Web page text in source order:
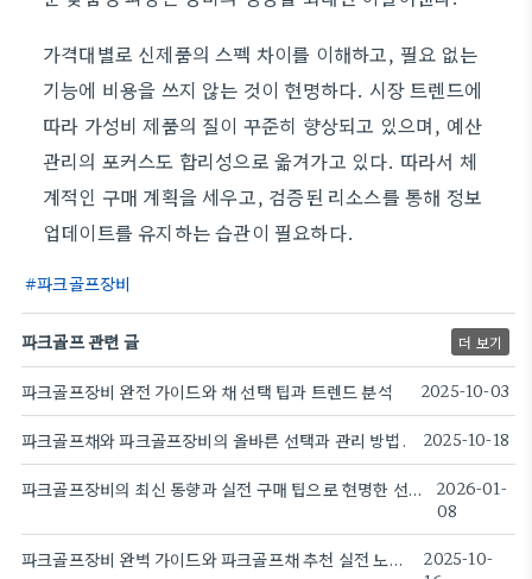
가격대별로 신제품의 스펙 차이를 이해하고, 필요 없는
기능에 비용을 쓰지 않는 것이 현명하다. 시장 트렌드에
따라 가성비 제품의 질이 꾸준히 향상되고 있으며, 예산
관리의 포커스도 합리성으로 옮겨가고 있다. 따라서 체
계적인 구매 계획을 세우고, 검증된 리소스를 통해 정보
업데이트를 유지하는 습관이 필요하다.
파크골프장비
파크골프 관련 글 더 보기
파크골프장비 완전 가이드와 채 선택 팁과 트렌드 분석 2025-10-03
파크골프채와 파크골프장비의 올바른 선택과 관리 방법. 2025-10-18
파크골프장비의 최신 동향과 실전 구매 팁으로 현명한 선택과 가성비 확보
2026-01-
08
파크골프장비 완벽 가이드와 파크골프채 추천 실전 노하우
2025-10-